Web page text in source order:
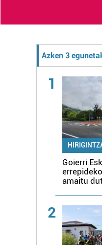
Azken 3
1
Goierri
amaitu
2